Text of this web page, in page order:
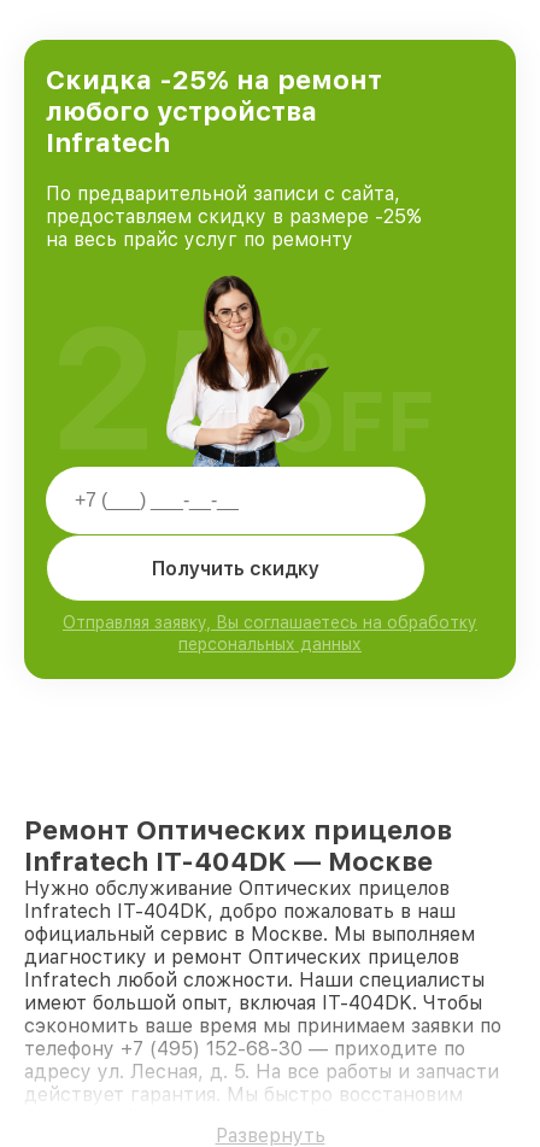
городе Москве, постоянно повышая уровень
доверия и лояльности наших клиентов.
Скидка -25% на ремонт
любого устройства
Infratech
По предварительной записи с сайта,
предоставляем скидку в размере -25%
на весь прайс услуг по ремонту
Получить скидку
Отправляя заявку, Вы соглашаетесь на обработку
персональных данных
25%
OFF
Ремонт Оптических прицелов
Infratech IT-404DK — Москве
Нужно обслуживание Оптических прицелов
Infratech IT-404DK, добро пожаловать в наш
официальный сервис в Москве. Мы выполняем
диагностику и ремонт Оптических прицелов
Infratech любой сложности. Наши специалисты
имеют большой опыт, включая IT-404DK. Чтобы
сэкономить ваше время мы принимаем заявки по
телефону +7 (495) 152-68-30 — приходите по
адресу ул. Лесная, д. 5. На все работы и запчасти
действует гарантия. Мы быстро восстановим
Развернуть